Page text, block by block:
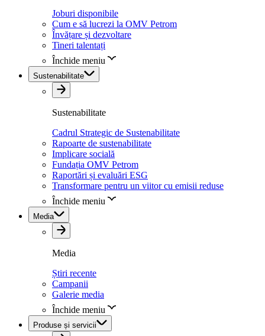
Joburi disponibile
Cum e să lucrezi la OMV Petrom
Învățare și dezvoltare
Tineri talentați
Închide meniu
Sustenabilitate
Sustenabilitate
Cadrul Strategic de Sustenabilitate
Rapoarte de sustenabilitate
Implicare socială
Fundația OMV Petrom
Raportări și evaluări ESG
Transformare pentru un viitor cu emisii reduse
Închide meniu
Media
Media
Știri recente
Campanii
Galerie media
Închide meniu
Produse și servicii